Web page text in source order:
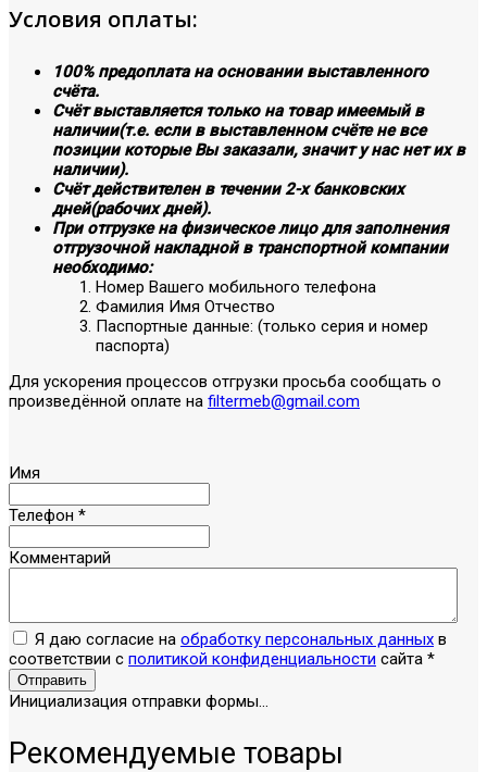
Условия оплаты:
100% предоплата на основании выставленного
счёта.
Счёт выставляется только на товар имеемый в
наличии(т.е. если в выставленном счёте не все
позиции которые Вы заказали, значит у нас нет их в
наличии).
Счёт действителен в течении 2-х банковских
дней(рабочих дней).
При отгрузке на физическое лицо для заполнения
отгрузочной накладной в транспортной компании
необходимо:
Номер Вашего мобильного телефона
Фамилия Имя Отчество
Паспортные данные: (только серия и номер
паспорта)
Для ускорения процессов отгрузки просьба сообщать о
произведённой оплате на filtermeb@gmail.com
Имя
Телефон *
Комментарий
Я даю согласие на обработку персональных данных в
соответствии с политикой конфиденциальности сайта *
Отправить
Инициализация отправки формы...
Рекомендуемые товары